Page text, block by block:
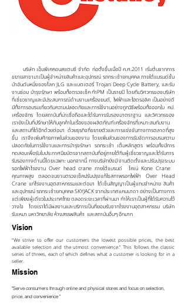
บริษัท เอ็มพีเคคอนสแตนซี จำกัด ก่อตั้งขึ้นเมื่อปี ค.ศ.2011 เริ่มต้นจากการ
ขยายสาขามาเป็นผู้จำหน่ายสินค้าและอุปกรณ์ รถกระเช้ายกบุคคล ภายใต้แบรนด์ชั้น
นำอันดับหนี่งของโลก JLG และแบตเตอรี่ Trojan Deep Cycle Battery, และรับ
งานซ่อม บำรุงรักษา พร้อมทั้งตรวจเช็ค ทำPM เป็นรายปี โดยทีมวิศวกรของบริษัท
ที่เชี่ยวชาญและมีประสบการณ์ด้านงานเครื่องยนต์, ไฟฟ้าและไฮดรอลิค เป็นอย่างดี
มีทั้งการอบรมเกี่ยวกับความปลอดภัยและการใช้งานอย่างถูกวิธีพร้อมทั้งออกใบ คป.
เครื่องจักร โดยสถาบันที่น่าเชื่อถือและได้รับการรับรองมาตราฐาน และวิศวกรของ
เรายังเป็นที่ปรึกษาให้กับลูกค้าในเรื่องของผลิตภัณฑ์เครื่องจักรที่เหมาะสมกับงาน
และสถานที่ได้อีกด้วยต่อมา ด้วยธุรกิจที่ขยายตัวและการแข่งขันทางการตลาดที่สูง
ขึ้น เราจึงเพิ่มศักยภาพในส่วนของงาน โดยเพิ่มส่วนของการรับจัดการอบรมความ
ปลอดภัยในการใช้งานและการบำรุงรักษา รถกระเช้า เต็มหลักสูตร พร้อมทั้งมีการ
ทดสอบเพื่อรับใบประกาศนียบัตรจากสถาบันที่อยู่ภายใต้ทีมผู้เชี่ยวชาญและได้รับการ
รับรองทางด้านนี้โดยเฉพาะ นอกจากนี้ ทางบริษัทยังมี งานติดตั้งและปรับปรุงระบบ
รอกไฟฟ้าโรงงาน Over head crane ภายใต้แบรนด์ โคเน่ Kone Crane
คุณภาพสูง ตลอดจนงานตรวจเช็คปรับปรุงแก้ไขสภาพรอกไฟฟ้า Over Head
Crane แก่โรงงานอุตสาหกรรมและต่อมา ได้เซ็นสัญญาเป็นผู้แทนจำหน่าย สินค้า
และอุปกรณ์ รถกระเช้ายกบุคคล SKYJACK จากประเทศแคนนาดา อย่างเป็นทางการ
แต่เพียงผู้เดียวในประเทศไทย ตลอดระยะเวลาที่ผ่านมา ทำให้เราเป็นผู้ที่ได้รับความไว้
วางใจ โดยเราได้มีผลงานและบริการเป็นที่ยอมรับจากโรงงานอุตสาหกรรม บริษัท
รับเหมา มหาวิทยาลัย ห้างสรรพสินค้า และสถาบันอื่นๆ อีกมาก
Vision
“We strive to offer our customers the lowest possible prices, the best
available selection and the utmost convenience.” This follows the classic
series of threes, each of which defines what a customer is looking for in a
seller.
Mission
"Serve consumers through online and physical stores and focus on selection,
price, and convenience "